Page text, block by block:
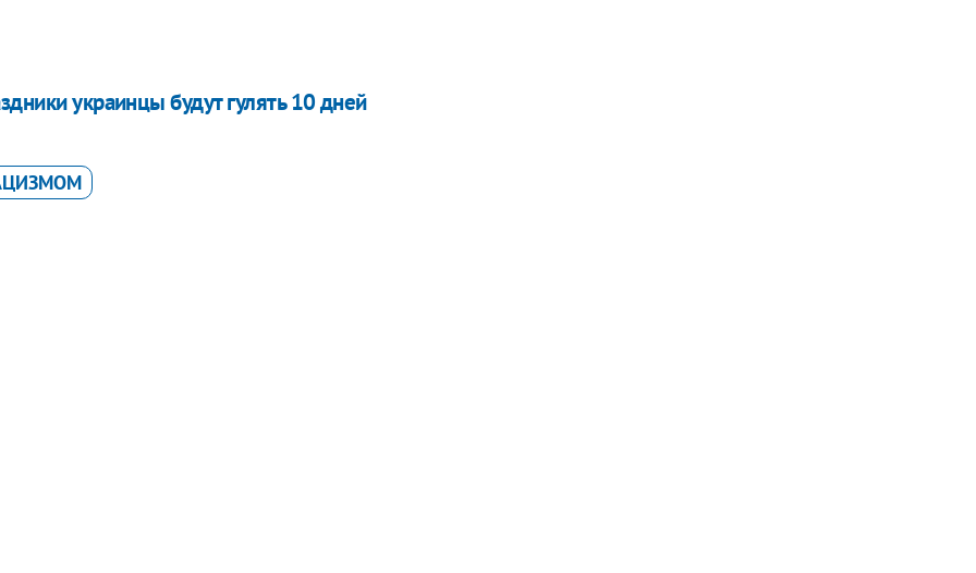
украинцы будут гулять 10 дней